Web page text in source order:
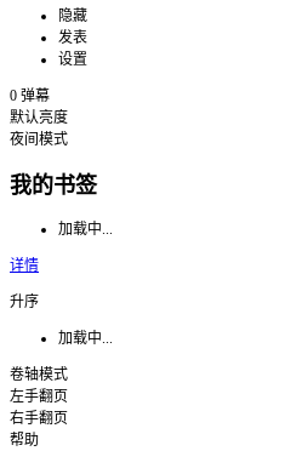
隐藏
发表
设置
0 弹幕
默认亮度
夜间模式
我的书签
加载中...
详情
升序
加载中...
卷轴模式
左手翻页
右手翻页
帮助